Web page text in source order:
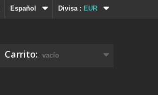
Divisa : EUR
Español
Carrito: vacío